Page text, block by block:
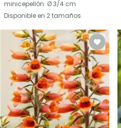
minicepellón: Ø 3/4 cm
Disponible en 2 tamaños